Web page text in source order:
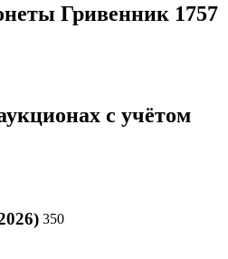
Гривенник 1757
с учётом
350